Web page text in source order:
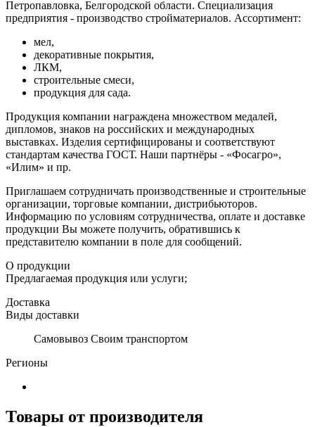
Петропавловка, Белгородской области. Специализация
предприятия - производство стройматериалов. Ассортимент:
мел,
декоративные покрытия,
ЛКМ,
строительные смеси,
продукция для сада.
Продукция компании награждена множеством медалей,
дипломов, знаков на российских и международных
выставках. Изделия сертифицированы и соответствуют
стандартам качества ГОСТ. Наши партнёры - «Фосагро»,
«Илим» и пр.
Приглашаем сотрудничать производственные и строительные
организации, торговые компании, дистрибьюторов.
Информацию по условиям сотрудничества, оплате и доставке
продукции Вы можете получить, обратившись к
представителю компании в поле для сообщений.
О продукции
Предлагаемая продукция или услуги;
Доставка
Виды доставки
Самовывоз Своим транспортом
Регионы
Товары от производителя